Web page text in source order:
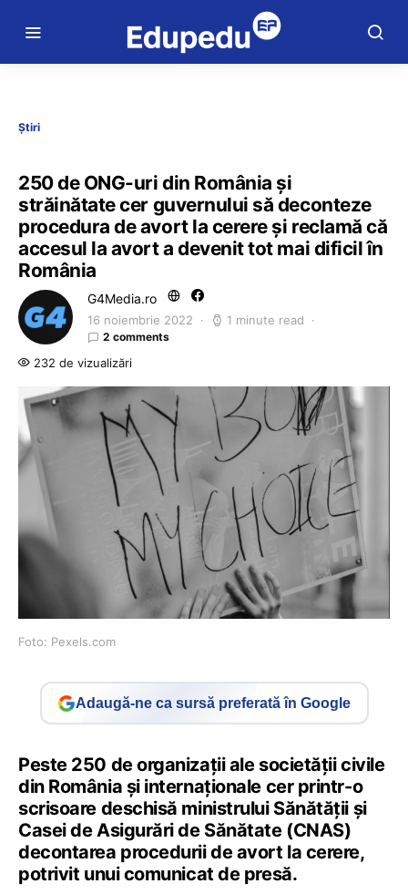
Știri
250 de ONG-uri din România și
străinătate cer guvernului să deconteze
procedura de avort la cerere și reclamă că
accesul la avort a devenit tot mai dificil în
România
G4Media.ro
16 noiembrie 2022 1 minute read
2 comments
232 de vizualizări
Foto: Pexels.com
Adaugă-ne ca sursă preferată în Google
Peste 250 de organizații ale societății civile
din România și internaționale cer printr-o
scrisoare deschisă ministrului Sănătății și
Casei de Asigurări de Sănătate (CNAS)
decontarea procedurii de avort la cerere,
potrivit unui comunicat de presă.